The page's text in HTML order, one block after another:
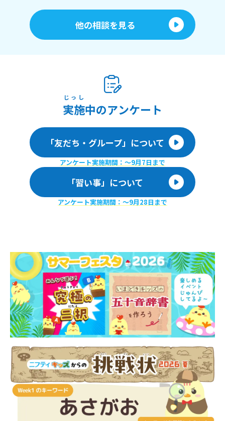
他の相談を見る
実施
じっし
中のアンケート
「友だち・グループ」について
アンケート実施期間：〜9月7日まで
「習い事」について
アンケート実施期間：〜9月28日まで